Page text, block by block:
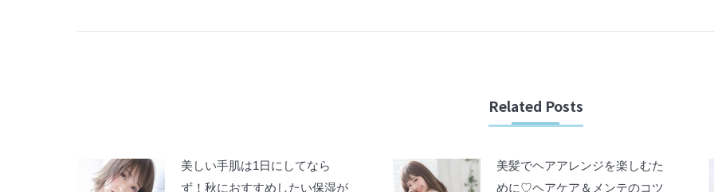
Related Posts
美しい手肌は1日にしてなら
ず！秋におすすめしたい保湿が
美髪でヘアアレンジを楽しむた
めに♡ヘアケア＆メンテのコツ